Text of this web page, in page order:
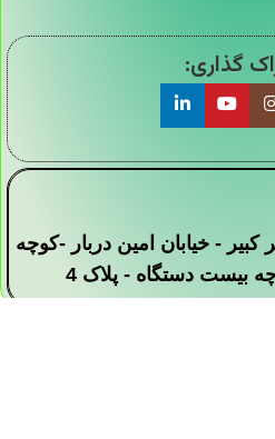
گذاری:
کبیر - خیابان امین دربار -کوچه
بیست دستگاه - پلاک 4